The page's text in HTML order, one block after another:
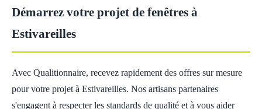
Démarrez votre projet de fenêtres à
Estivareilles
Avec Qualitionnaire, recevez rapidement des offres sur mesure
pour votre projet à Estivareilles. Nos artisans partenaires
s'engagent à respecter les standards de qualité et à vous aider